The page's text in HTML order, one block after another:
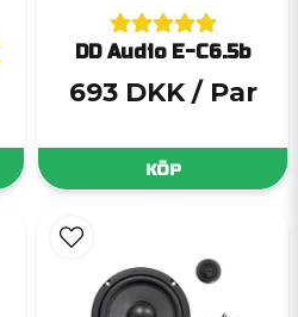
DD Audio E-C6.5b
693 DKK / Par
KÖP